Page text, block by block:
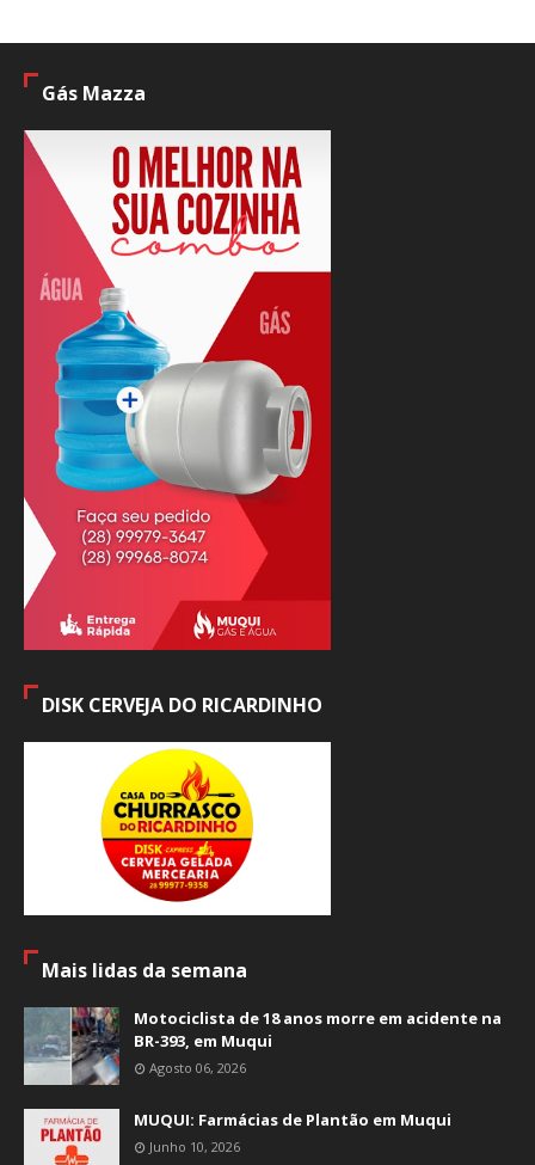
Gás Mazza
DISK CERVEJA DO RICARDINHO
Mais lidas da semana
Motociclista de 18 anos morre em acidente na
BR-393, em Muqui
Agosto 06, 2026
MUQUI: Farmácias de Plantão em Muqui
Junho 10, 2026